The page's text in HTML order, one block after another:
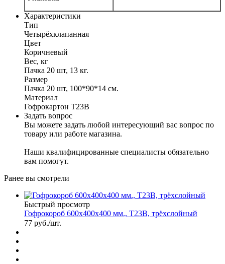
Характеристики
Тип
Четырёхклапанная
Цвет
Коричневый
Вес, кг
Пачка 20 шт, 13 кг.
Размер
Пачка 20 шт, 100*90*14 см.
Материал
Гофрокартон Т23В
Задать вопрос
Вы можете задать любой интересующий вас вопрос по
товару или работе магазина.
Наши квалифицированные специалисты обязательно
вам помогут.
Ранее вы смотрели
Быстрый просмотр
Гофрокороб 600х400х400 мм., Т23В, трёхслойный
77 руб./шт.